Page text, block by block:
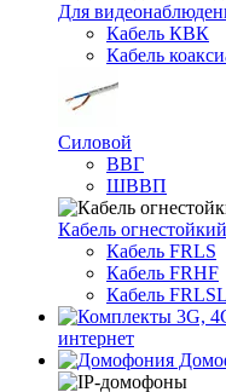
Для
Кабель КВК
Кабель
Силовой
ВВГ
ШВВП
Кабель
Кабель FRLS
Кабель FRHF
Кабель
интернет